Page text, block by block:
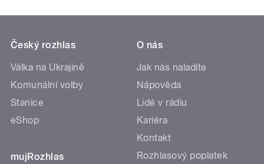
Český rozhlas
Válka na Ukrajině
Komunální volby
Stanice
eShop
mujRozhlas
O nás
Jak nás naladíte
Nápověda
Lidé v rádiu
Kariéra
Kontakt
Rozhlasový poplatek